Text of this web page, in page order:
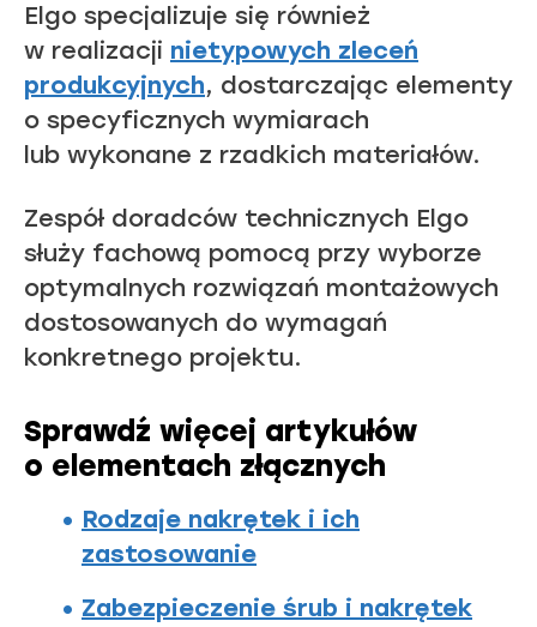
Elgo specjalizuje się również
w realizacji nietypowych zleceń
produkcyjnych, dostarczając elementy
o specyficznych wymiarach
lub wykonane z rzadkich materiałów.
Zespół doradców technicznych Elgo
służy fachową pomocą przy wyborze
optymalnych rozwiązań montażowych
dostosowanych do wymagań
konkretnego projektu.
Sprawdź więcej artykułów
o elementach złącznych
Rodzaje nakrętek i ich
zastosowanie
Zabezpieczenie śrub i nakrętek